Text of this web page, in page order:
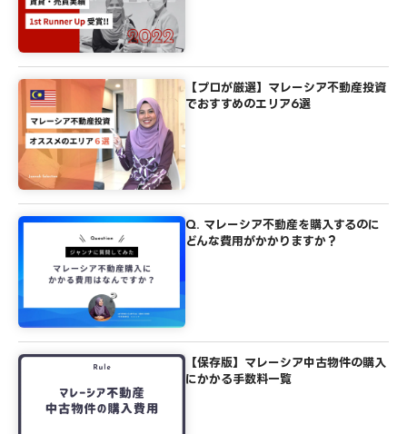
【プロが厳選】マレーシア不動産投資
でおすすめのエリア6選
Q. マレーシア不動産を購入するのに
どんな費用がかかりますか？
【保存版】マレーシア中古物件の購入
にかかる手数料一覧